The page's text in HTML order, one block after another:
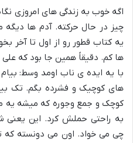
اگه خوب به زندگی های امروزی
چیز در حال حرکته. آدم ها
یه کتاب قطور رو از اول تا آخر
ها کم. دقیقاً همین جا بود که علی
با یه ایده ی ناب اومد وسط:
های کوچیک و فشرده بگم. تک
کوچک و جمع وجوره که میشه یه
به راحتی حملش کرد. این
چی می خواد. اون می دونسته که